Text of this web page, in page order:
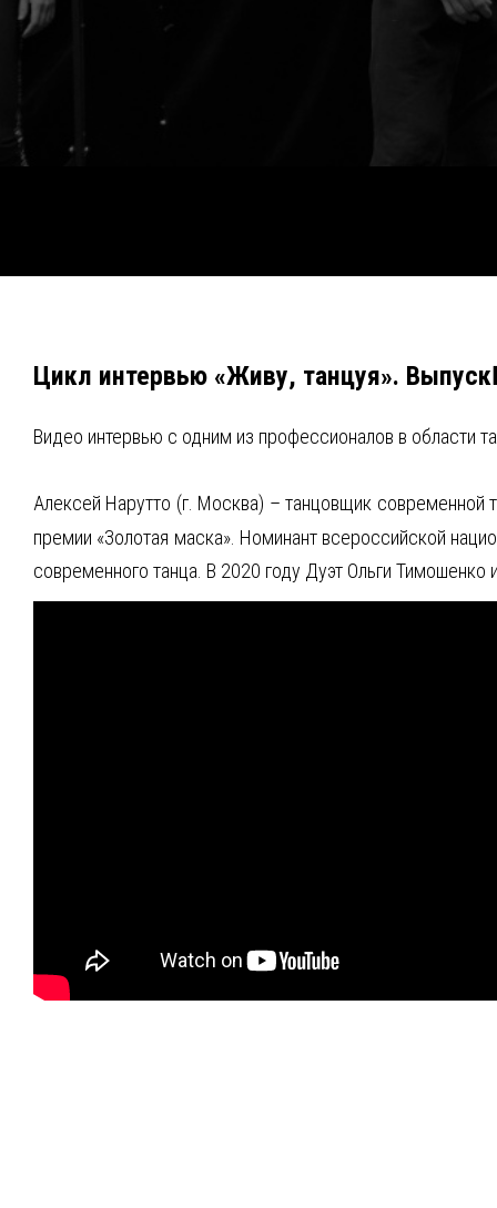
Цикл интервью «Живу, танцуя».
Видео интервью с одним из профессионалов в области
Алексей Нарутто (г. Москва) – танцовщик современной
премии «Золотая маска». Номинант всероссийской
современного танца. В 2020 году Дуэт Ольги